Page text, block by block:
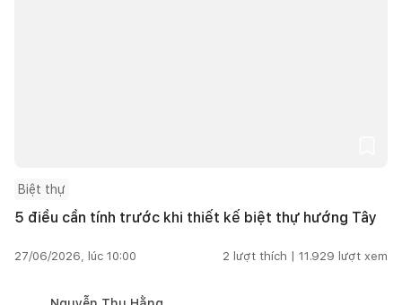
Biệt thự
5 điều cần tính trước khi thiết kế biệt thự hướng Tây
27/06/2026, lúc 10:00 2 lượt thích | 11.929 lượt xem